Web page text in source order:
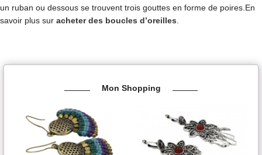
un ruban ou dessous se trouvent trois gouttes en forme de poires.En
savoir plus sur acheter des boucles d’oreilles
Mon Shopping